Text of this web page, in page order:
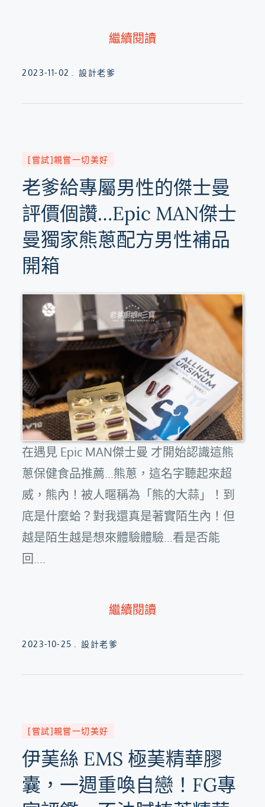
繼續閱讀
Posted
2023-11-02 設計老爹
[嘗試]親嘗一切美好
老爹給專屬男性的傑士曼
評價個讚…Epic MAN傑士
曼獨家熊蔥配方男性補品
開箱
在遇見 Epic MAN傑士曼 才開始認識這熊
蔥保健食品推薦...熊蔥，這名字聽起來超
威，熊內！被人暱稱為「熊的大蒜」！到
底是什麼蛤？對我還真是著實陌生內！但
越是陌生越是想來體驗體驗...看是否能
回....
繼續閱讀
Posted
2023-10-25 設計老爹
[嘗試]親嘗一切美好
伊䓺絲 EMS 極䓺精華膠
囊，一週重喚自戀！FG專